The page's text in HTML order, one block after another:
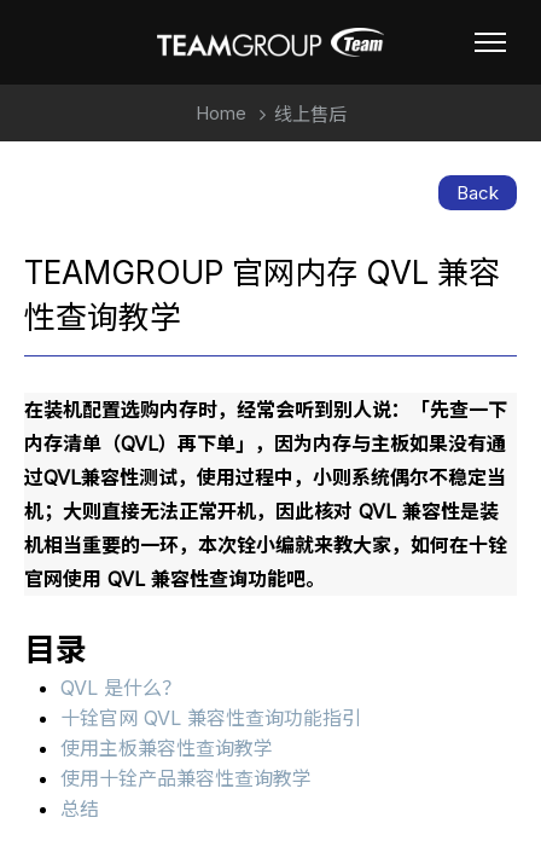
Home 线上售后
Back
TEAMGROUP 官网内存 QVL 兼容
性查询教学
在装机配置选购内存时，经常会听到别人说：「先查一下
内存清单（QVL）再下单」，因为内存与主板如果没有通
过QVL兼容性测试，使用过程中，小则系统偶尔不稳定当
机；大则直接无法正常开机，因此核对 QVL 兼容性是装
机相当重要的一环，本次铨小编就来教大家，如何在十铨
官网使用 QVL 兼容性查询功能吧。
目录
QVL 是什么？
十铨官网 QVL 兼容性查询功能指引
使用主板兼容性查询教学
使用十铨产品兼容性查询教学
总结